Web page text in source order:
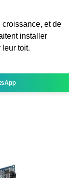
croissance, et de
installer
toit.